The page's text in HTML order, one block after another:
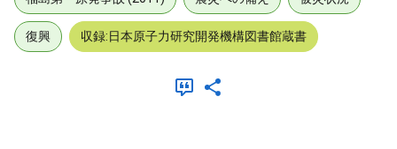
復興 収録:日本原子力研究開発機構図書館蔵書